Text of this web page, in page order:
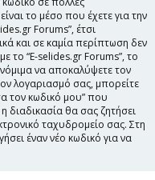
το μέσο που έχετε για την
Forums”, έτσι
και σε καμία περίπτωση δεν
το “E-selides.gr Forums”, το
να αποκαλύψετε τον
λογαριασμό σας, μπορείτε
τον κωδικό μου” που
διαδικασία θα σας ζητήσει
ταχυδρομείο σας. Στη
έναν νέο κωδικό για να